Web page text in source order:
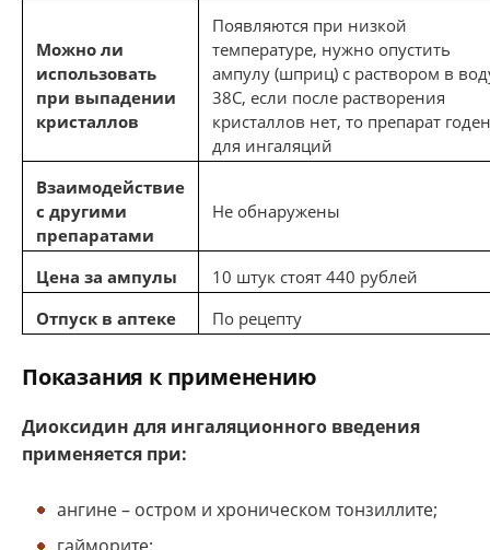
Можно ли
использовать
при выпадении
кристаллов
Появляются при низкой
температуре, нужно опустить
ампулу (шприц) с раствором в
38С, если после растворения
кристаллов нет, то препарат годен
для ингаляций
Взаимодействие
с другими
препаратами
Не обнаружены
Цена за ампулы
10 штук стоят 440 рублей
Отпуск в аптеке
По рецепту
Показания к применению
Диоксидин для ингаляционного введения
применяется при:
ангине – остром и хроническом тонзиллите;